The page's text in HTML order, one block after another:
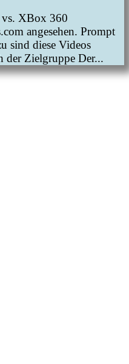
vs. XBox 360
angesehen. Prompt
sind diese Videos
der Zielgruppe Der...